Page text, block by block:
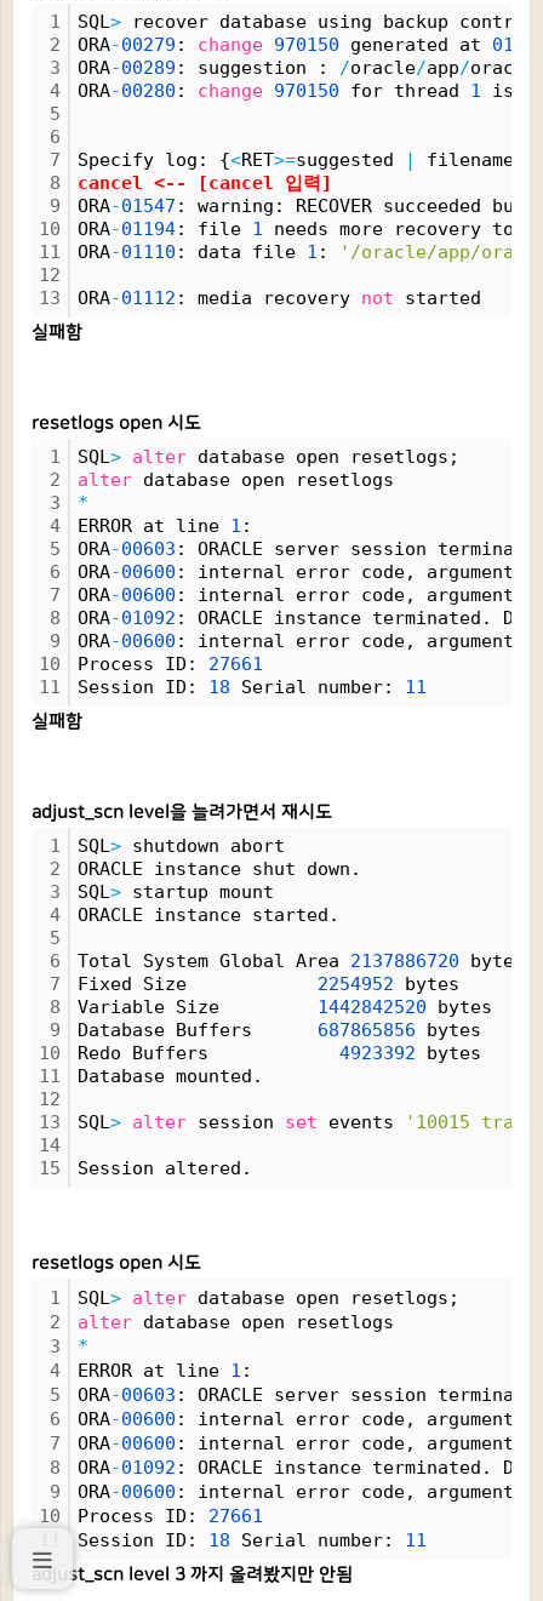
1
2
3
4
5
6
7
8
9
10
11
12
13
SQL> recover database using backup
ORA-00279 : change 970150 generated at 01
ORA-00289 : suggestion : /oracle/app/oracle
ORA-00280 : change 970150 for thread 1 is in
Specify log: {<RET>=suggested | filename
cancel <-- [cancel 입력]
ORA-01547 : warning: RECOVER succeeded but
ORA-01194: file 1 needs more recovery to
ORA-01110 : data file 1 : '/oracle/app/
ORA-01112 : media recovery not started
실패함
resetlogs open 시도
1
2
3
4
5
6
7
8
9
10
11
SQL> alter database open resetlogs;
alter database open resetlogs
*
ERROR at line 1 :
ORA-00603 : ORACLE server session
ORA-00600 : internal error code, arguments:
ORA-00600 : internal error code, arguments:
ORA-01092 : ORACLE instance terminated.
ORA-00600 : internal error code, arguments:
Process ID: 27661
Session ID: 18 Serial number: 11
실패함
adjust_scn level을 늘려가면서 재시도
1
2
3
4
5
6
7
8
9
10
11
12
13
14
15
SQL> shutdown abort
ORACLE instance shut down.
SQL> startup mount
ORACLE instance started.
Total System Global Area 2137886720 bytes
Fixed Size 2254952 bytes
Variable Size 1442842520 bytes
Database Buffers 687865856 bytes
Redo Buffers 4923392 bytes
Database mounted.
SQL> alter session set events '10015 trace
Session altered.
resetlogs open 시도
1
2
3
4
5
6
7
8
9
10
SQL> alter database open resetlogs;
alter database open resetlogs
*
ERROR at line 1 :
ORA-00603 : ORACLE server session
ORA-00600 : internal error code, arguments:
ORA-00600 : internal error code, arguments:
ORA-01092 : ORACLE instance terminated.
ORA-00600 : internal error code, arguments:
Process ID: 27661
Session ID: 18 Serial number: 11
adjust_scn level 3 까지 올려봤지만 안됨